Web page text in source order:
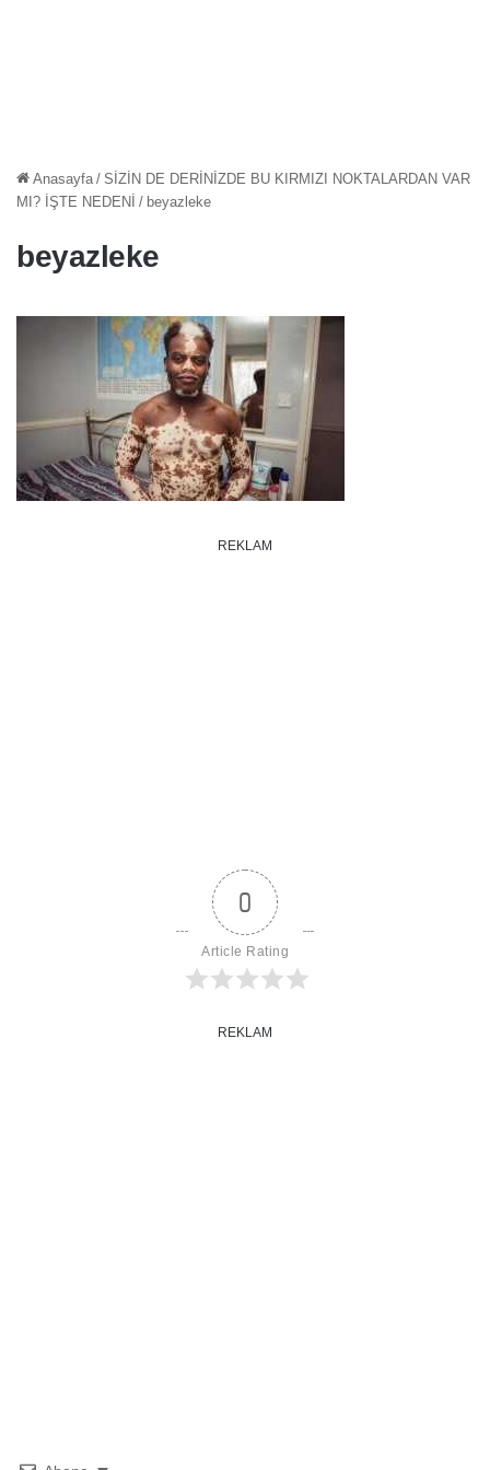
Anasayfa / SİZİN DE DERİNİZDE BU KIRMIZI NOKTALARDAN VAR
MI? İŞTE NEDENİ / beyazleke
beyazleke
REKLAM
0
Article Rating
REKLAM